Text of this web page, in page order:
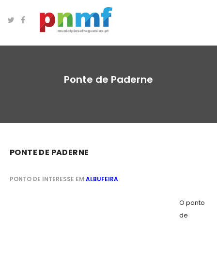
Ponte de Paderne
PONTE DE PADERNE
PONTO DE INTERESSE EM ALBUFEIRA
O ponto
de